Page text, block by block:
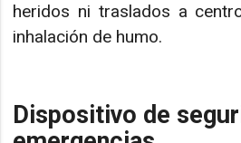
heridos ni traslados a
inhalación de humo.
Dispositivo de